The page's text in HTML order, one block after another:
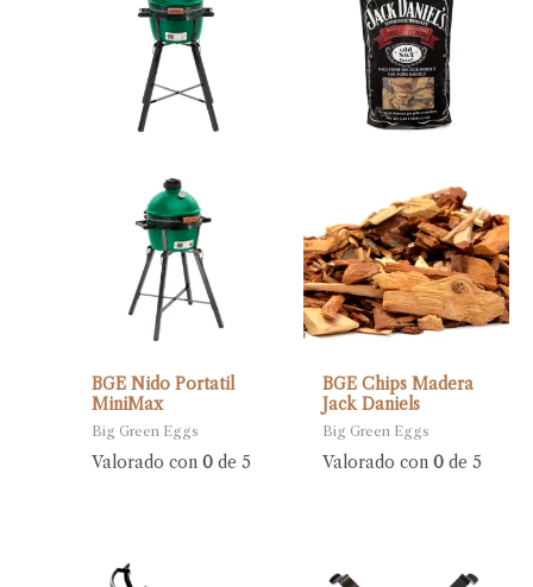
BGE Nido Portatil
MiniMax
Big Green Eggs
Valorado con0 de 5
BGE Chips Madera
Jack Daniels
Big Green Eggs
Valorado con 0de 5